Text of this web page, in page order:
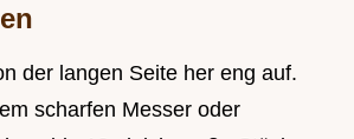
der langen Seite her eng auf.
scharfen Messer oder